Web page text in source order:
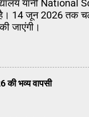
यानी
14 जून 2026 तक
जाएंगी।
की भव्य वापसी